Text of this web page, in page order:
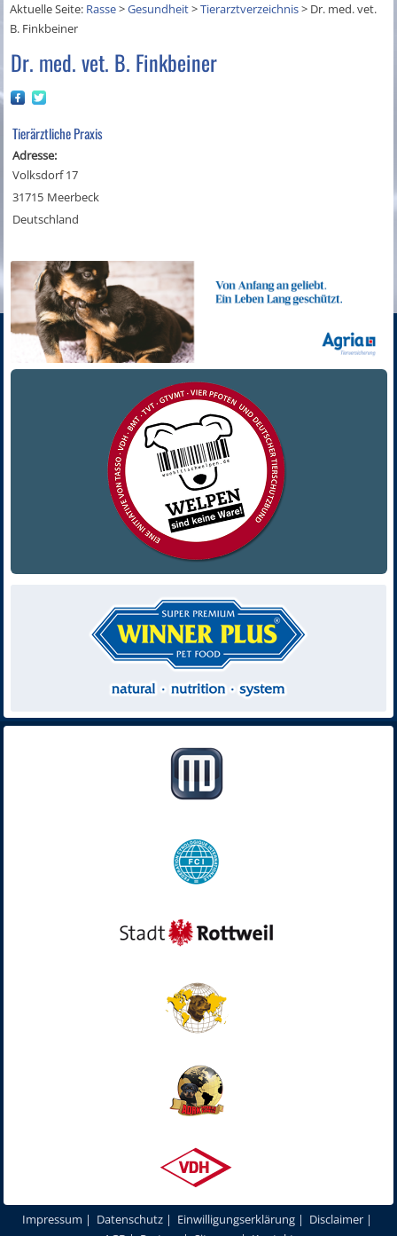
Aktuelle Seite: Rasse>Gesundheit>Tierarztverzeichnis> Dr. med. vet.
B. Finkbeiner
Dr. med. vet. B. Finkbeiner
Tierärztliche Praxis
Adresse:
Volksdorf 17
31715 Meerbeck
Deutschland
Impressum | Datenschutz | Einwilligungserklärung | Disclaimer |